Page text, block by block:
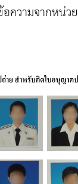
วามจากหน่ว